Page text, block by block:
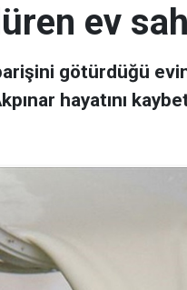
ev
götürdüğü
hayatını